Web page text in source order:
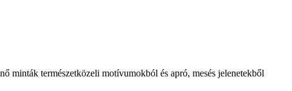
minták természetközeli motívumokból és apró, mesés jelenetekből